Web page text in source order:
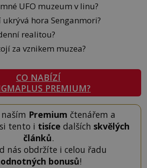
UFO muzeum v Iinu?
ukrývá hora Senganmori?
realitou?
za vznikem muzea?
CO NABÍZÍ
PREMIUM?
Premium čtenářem a
si tento i tisíce dalších skvělých
článků.
nás obdržíte i celou řadu
bonusů!